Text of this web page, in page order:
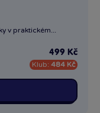
v praktickém...
499 Kč
Klub: 484 Kč